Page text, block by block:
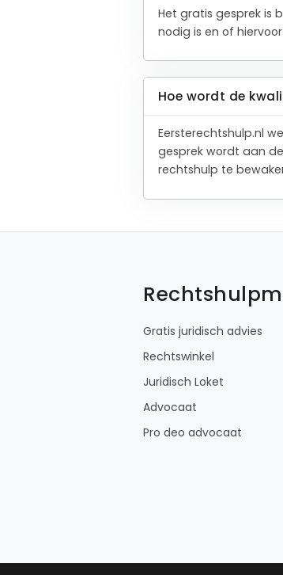
Het gratis gesprek is
nodig is en of
Hoe wordt de
Eersterechtshulp.nl
gesprek wordt aan
rechtshulp te
Gratis juridisch advies
Rechtswinkel
Juridisch Loket
Advocaat
Pro deo advocaat